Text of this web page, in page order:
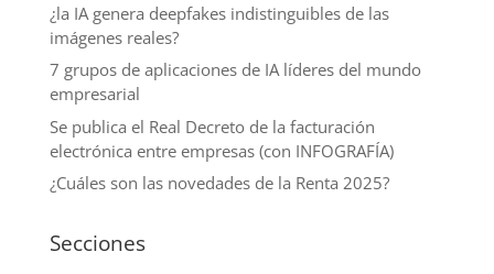
¿la IA genera deepfakes indistinguibles de las
imágenes reales?
7 grupos de aplicaciones de IA líderes del mundo
empresarial
Se publica el Real Decreto de la facturación
electrónica entre empresas (con INFOGRAFÍA)
¿Cuáles son las novedades de la Renta 2025?
Secciones